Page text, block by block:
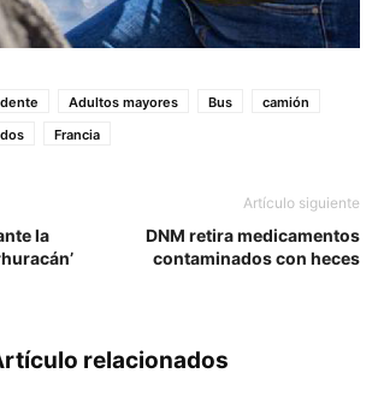
Adultos mayores Bus
camión
Francia
la
Artículo siguiente
DNM retira medicamentos
contaminados con heces
relacionados